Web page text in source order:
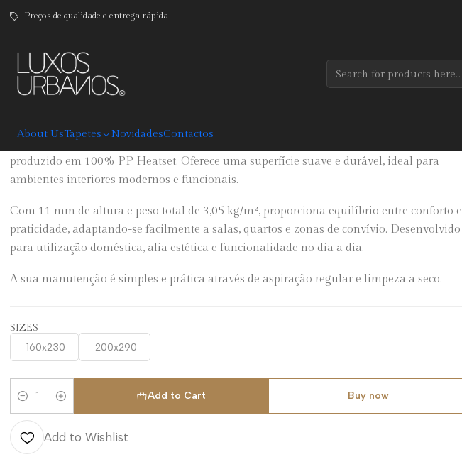
About UsTapetes NovidadesContactos
Preços de qualidade e entrega rápida
Orbit
O Tapete Orbit combina resistência, conforto e um design contemporâneo, sendo
produzido em 100% PP Heatset. Oferece uma superfície suave e durável, ideal para
ambientes interiores modernos e funcionais.
Com 11 mm de altura e peso total de 3,05 kg/m², proporciona equilíbrio entre conforto e
praticidade, adaptando-se facilmente a salas, quartos e zonas de convívio. Desenvolvido
para utilização doméstica, alia estética e funcionalidade no dia a dia.
A sua manutenção é simples e prática através de aspiração regular e limpeza a seco.
SIZES
160x230 200x290
Quantity
Add to Cart Buy now
Add to Wishlist